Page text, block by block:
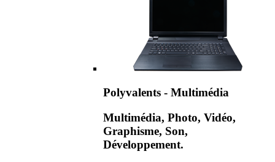
Polyvalents - Multimédia
Multimédia, Photo, Vidéo,
Graphisme, Son,
Développement.